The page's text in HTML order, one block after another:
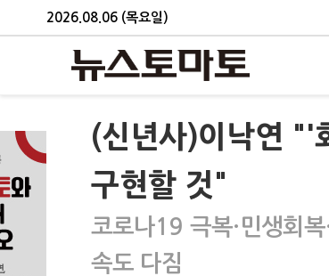
2026.08.06 (목요일)
(신년사)이낙연
구현할 것"
코로나19 극복·민생회
속도 다짐